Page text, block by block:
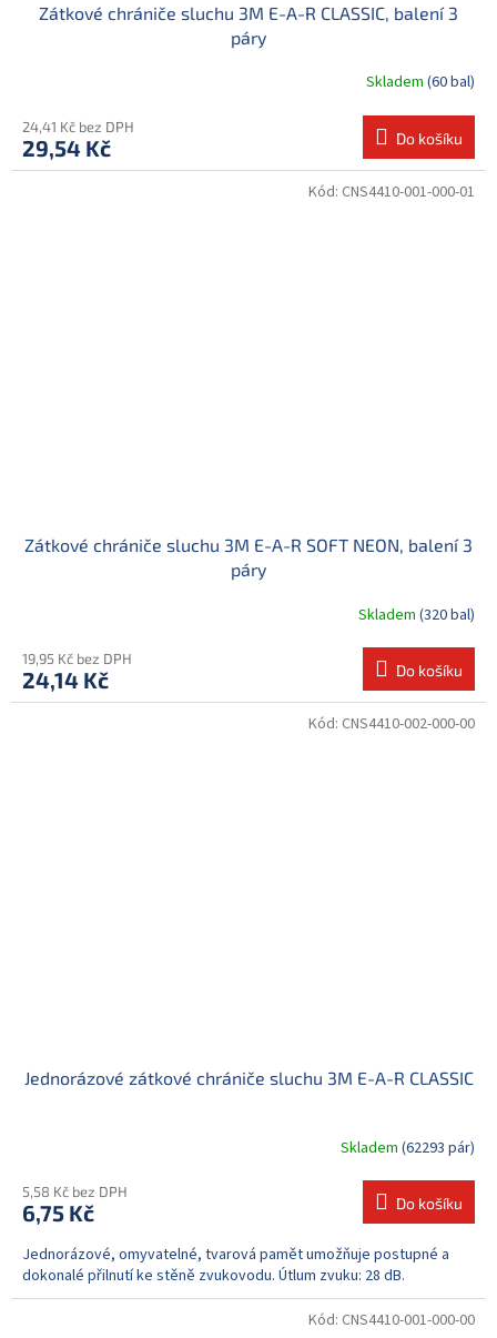
Zátkové chrániče sluchu 3M E-A-R CLASSIC, balení 3
páry
Skladem (60 bal)
24,41 Kč bez DPH
29,54 Kč Do košíku
Zátkové chrániče sluchu 3M E-A-R SOFT NEON, balení 3
páry
Skladem (320 bal)
19,95 Kč bez DPH
24,14 Kč Do košíku
Kód: CNS4410-001-000-01
Jednorázové zátkové chrániče sluchu 3M E-A-R CLASSIC
Skladem (62293 pár)
5,58 Kč bez DPH
6,75 Kč Do košíku
Jednorázové, omyvatelné, tvarová pamět umožňuje postupné a
dokonalé přilnutí ke stěně zvukovodu. Útlum zvuku: 28 dB.
Kód: CNS4410-002-000-00
Kód: CNS4410-001-000-00